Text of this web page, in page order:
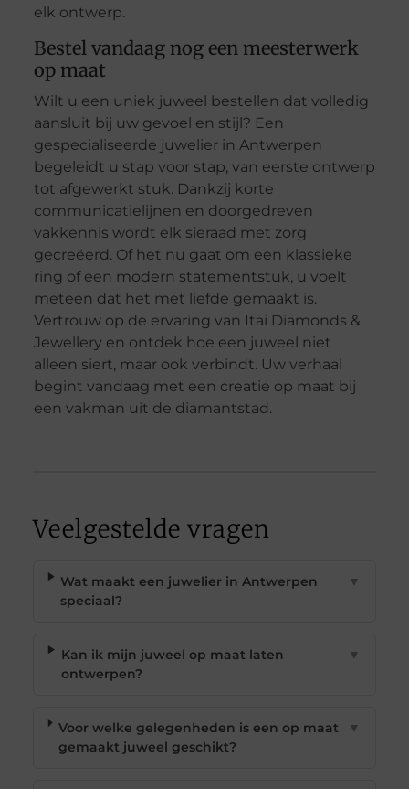
elk ontwerp.
Bestel vandaag nog een meesterwerk
op maat
Wilt u een uniek juweel bestellen dat volledig
aansluit bij uw gevoel en stijl? Een
gespecialiseerde juwelier in Antwerpen
begeleidt u stap voor stap, van eerste ontwerp
tot afgewerkt stuk. Dankzij korte
communicatielijnen en doorgedreven
vakkennis wordt elk sieraad met zorg
gecreëerd. Of het nu gaat om een klassieke
ring of een modern statementstuk, u voelt
meteen dat het met liefde gemaakt is.
Vertrouw op de ervaring van Itai Diamonds &
Jewellery en ontdek hoe een juweel niet
alleen siert, maar ook verbindt. Uw verhaal
begint vandaag met een creatie op maat bij
een vakman uit de diamantstad.
Veelgestelde vragen
Wat maakt een juwelier in Antwerpen
speciaal?
▼
Kan ik mijn juweel op maat laten
ontwerpen?
▼
Voor welke gelegenheden is een op maat
gemaakt juweel geschikt?
▼